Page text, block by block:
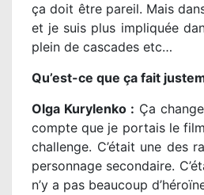
ça doit être pareil. Mais
et je suis plus impliquée
plein de cascades etc…
Qu’est-ce que ça fait
Olga Kurylenko : Ça
compte que je portais le
challenge. C’était une des
personnage secondaire.
n’y a pas beaucoup